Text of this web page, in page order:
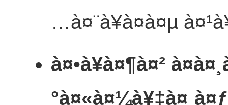
…à¤¨à¥à¤­à¤µ
à¤•à¥à¤¶à¤²
°à¤«à¤¼à¥‡à¤¸à¤ƒ